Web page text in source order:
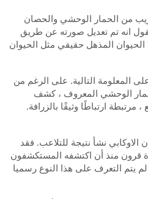
من الحمار الوحشي والحصان
انه تم تعديل صورته عن طريق
المذهل حقيقي مثل الحيوان
المعلومة التالية. على الرغم من
الوحشي المعروف ، كشف
، مرتبطة ارتباطًا وثيقًا بالزرافة.
الاوكابي نشأ نتيجة للتلاعب. فقد
قرون منذ أن اكتشفه المستكشفون
لم يتم التعرف على هذا النوع رسميا